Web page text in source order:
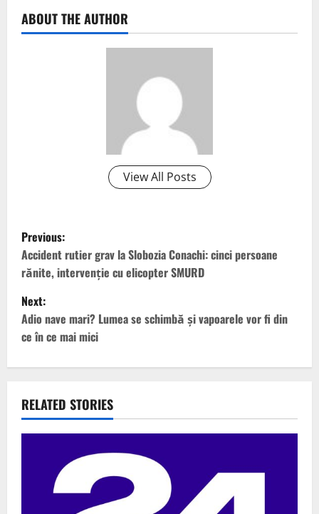
ABOUT THE AUTHOR
View All Posts
P
o
s
t
n
v
i
Previous:
Accident rutier grav la Slobozia Conachi: cinci persoane
rănite, intervenţie cu elicopter SMURD
Next:
Adio nave mari? Lumea se schimbă şi vapoarele vor fi din
ce în ce mai mici
RELATED STORIES